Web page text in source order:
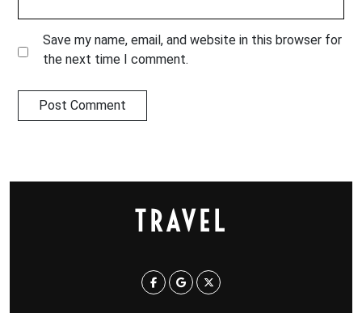
Save my name, email, and website in this browser for
the next time I comment.
TRAVEL